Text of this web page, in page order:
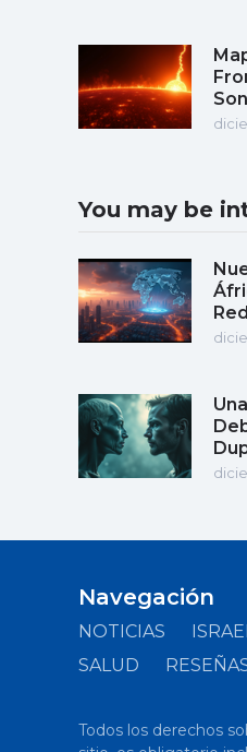
You may be
Navegación
NOTICIAS ISRAEL
SALUD
Todos los derechos